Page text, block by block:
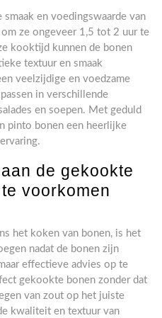
en voedingswaarde van
ze ongeveer 1,5 tot 2 uur te
kooktijd kunnen de bonen
textuur en smaak
veelzijdige en voedzame
in verschillende
en soepen. Met geduld
pinto bonen een heerlijke
de gekookte
voorkomen
het koken van bonen, is het
nadat de bonen zijn
effectieve advies op te
gekookte bonen zonder dat
van zout op het juiste
kwaliteit en textuur van